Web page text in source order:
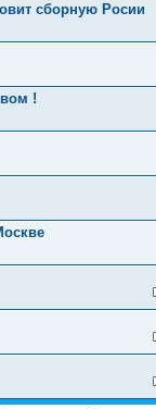
сборную Росии
!